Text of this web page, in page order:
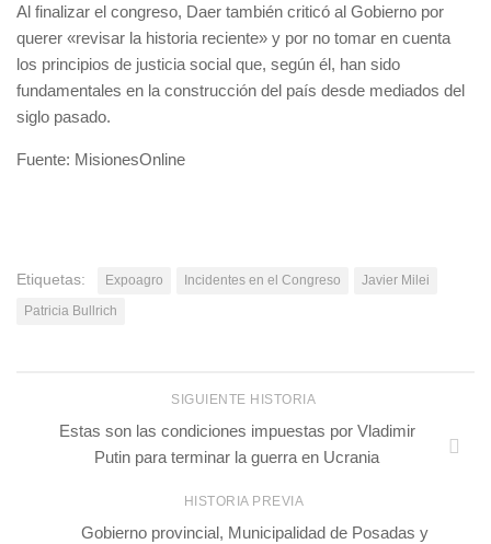
Al finalizar el congreso, Daer también criticó al Gobierno por
querer «revisar la historia reciente» y por no tomar en cuenta
los principios de justicia social que, según él, han sido
fundamentales en la construcción del país desde mediados del
siglo pasado.
Fuente: MisionesOnline
Etiquetas: Expoagro Incidentes en el Congreso
Javier Milei
Patricia Bullrich
SIGUIENTE HISTORIA
Estas son las condiciones impuestas por Vladimir
Putin para terminar la guerra en Ucrania
HISTORIA PREVIA
Gobierno provincial, Municipalidad de Posadas y